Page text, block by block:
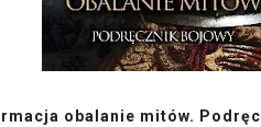
obalanie mitów.